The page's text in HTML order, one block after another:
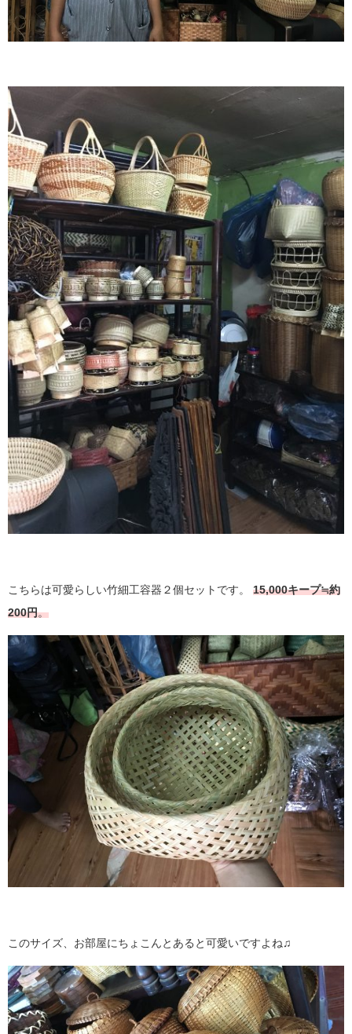
こちらは可愛らしい竹細工容器２個セットです。 15,000キープ≒約
200円。
このサイズ、お部屋にちょこんとあると可愛いですよね♫